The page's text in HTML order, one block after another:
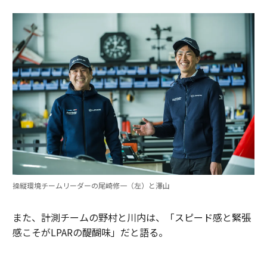
操縦環境チームリーダーの尾崎修一（左）と澤山
また、計測チームの野村と川内は、「スピード感と緊張
感こそがLPARの醍醐味」だと語る。